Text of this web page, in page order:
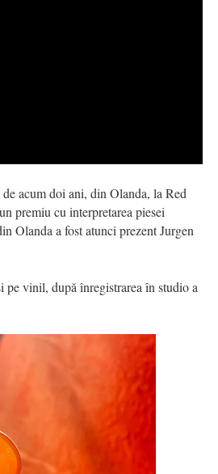
de acum doi ani, din Olanda, la Red
premiu cu interpretarea piesei
Olanda a fostatunci prezent Jurgen
i pe vinil, după înregistrarea în studio a